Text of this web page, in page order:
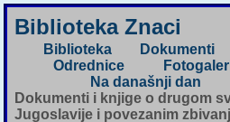
Biblioteka Znaci
Biblioteka Dokumenti
Odrednice
Na današnji dan
Dokumenti i knjige o drugom
Jugoslavije i povezanim